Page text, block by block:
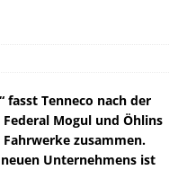
fasst Tenneco nach der
Mogul und Öhlins
zusammen.
Unternehmens ist